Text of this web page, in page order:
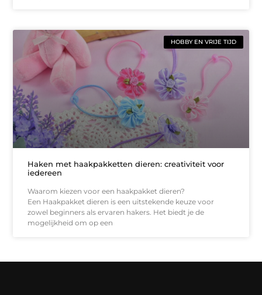
HOBBY EN VRIJE TIJD
Haken met haakpakketten dieren: creativiteit voor
iedereen
Waarom kiezen voor een haakpakket dieren?
Een Haakpakket dieren is een uitstekende keuze voor
zowel beginners als ervaren hakers. Het biedt je de
mogelijkheid om op een